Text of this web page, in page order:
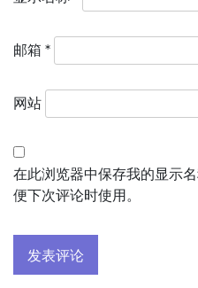
邮箱 *
网站
在此浏览器中保存我的显示
便下次评论时使用。